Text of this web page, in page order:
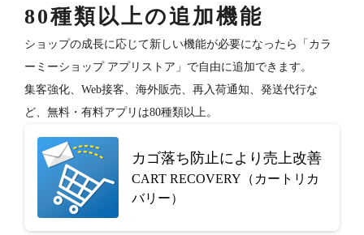
80種類以上の追加機能
ショップの成長に応じて新しい機能が必要になったら「カラ
ーミーショップ アプリストア」で自由に追加できます。
集客強化、Web接客、海外販売、再入荷通知、発送代行な
ど、無料・有料アプリは80種類以上。
カゴ落ち防止により売上改善
CART RECOVERY（カートリカ
バリー）